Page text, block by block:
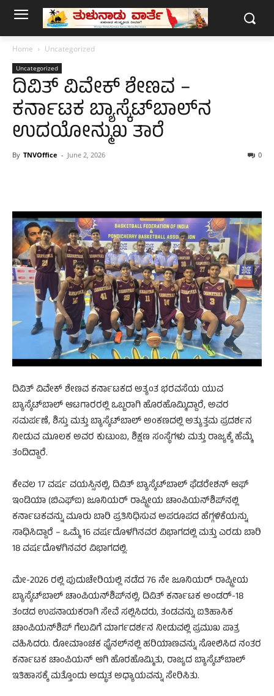
Home Uncategorized
Uncategorized
ದಿವಿತ್ ವಿವೇಕ್ ಶೇಣವ –
ಕರ್ನಾಟಕ ಬ್ಯಾಸ್ಕೆಟ್‌ಬಾಲ್‌ನ
ಉದಯೋನ್ಮುಖ ತಾರೆ
By TNVOffice - June 2, 2026 0
ದಿವಿತ್ ವಿವೇಕ್ ಶೇಣವ ಕರ್ನಾಟಕದ ಅತ್ಯಂತ ಭರವಸೆಯ ಯುವ
ಬ್ಯಾಸ್ಕೆಟ್‌ಬಾಲ್ ಆಟಗಾರರಲ್ಲಿ ಒಬ್ಬರಾಗಿ ಹೊರಹೊಮ್ಮಿದ್ದಾರೆ, ಅವರ
ಸಮರ್ಪಣೆ, ಶಿಸ್ತು ಮತ್ತು ಬ್ಯಾಸ್ಕೆಟ್‌ಬಾಲ್ ಅಂಕಣದಲ್ಲಿ ಅತ್ಯುತ್ತಮ ಪ್ರದರ್ಶನ
ನೀಡುವ ಮೂಲಕ ಅವರ ಕುಟುಂಬ, ಶಿಕ್ಷಣ ಸಂಸ್ಥೆಗಳು ಮತ್ತು ರಾಜ್ಯಕ್ಕೆ ಹೆಮ್ಮೆ
ತಂದಿದ್ದಾರೆ.
ಕೇವಲ 17 ವರ್ಷ ವಯಸ್ಸಿನಲ್ಲಿ, ದಿವಿತ್ ಬ್ಯಾಸ್ಕೆಟ್‌ಬಾಲ್ ಫೆಡರೇಶನ್ ಆಫ್
ಇಂಡಿಯಾ (ಬಿಎಫ್‌ಐ) ಜೂನಿಯರ್ ರಾಷ್ಟ್ರೀಯ ಚಾಂಪಿಯನ್‌ಶಿಪ್‌ನಲ್ಲಿ
ಕರ್ನಾಟಕವನ್ನು ಮೂರು ಬಾರಿ ಪ್ರತಿನಿಧಿಸುವ ಅಪರೂಪದ ಹೆಗ್ಗಳಿಕೆಯನ್ನು
ಸಾಧಿಸಿದ್ದಾರೆ – ಒಮ್ಮೆ 16 ವರ್ಷದೊಳಗಿನವರ ವಿಭಾಗದಲ್ಲಿ ಮತ್ತು ಎರಡು ಬಾರಿ
18 ವರ್ಷದೊಳಗಿನವರ ವಿಭಾಗದಲ್ಲಿ.
ಮೇ-2026 ರಲ್ಲಿ ಪುದುಚೇರಿಯಲ್ಲಿ ನಡೆದ 76 ನೇ ಜೂನಿಯರ್ ರಾಷ್ಟ್ರೀಯ
ಬ್ಯಾಸ್ಕೆಟ್‌ಬಾಲ್ ಚಾಂಪಿಯನ್‌ಶಿಪ್‌ನಲ್ಲಿ, ದಿವಿತ್ ಕರ್ನಾಟಕ ಅಂಡರ್-18
ತಂಡದ ಉಪನಾಯಕರಾಗಿ ಸೇವೆ ಸಲ್ಲಿಸಿದರು, ತಂಡವನ್ನು ಐತಿಹಾಸಿಕ
ಚಾಂಪಿಯನ್‌ಶಿಪ್ ಗೆಲುವಿಗೆ ಮಾರ್ಗದರ್ಶನ ನೀಡುವಲ್ಲಿ ಪ್ರಮುಖ ಪಾತ್ರ
ವಹಿಸಿದರು. ರೋಮಾಂಚಕ ಫೈನಲ್‌ನಲ್ಲಿ ಹರಿಯಾಣವನ್ನು ಸೋಲಿಸಿದ ನಂತರ
ಕರ್ನಾಟಕ ಚಾಂಪಿಯನ್ ಆಗಿ ಹೊರಹೊಮ್ಮಿತು, ರಾಜ್ಯದ ಬ್ಯಾಸ್ಕೆಟ್‌ಬಾಲ್
ಇತಿಹಾಸಕ್ಕೆ ಮತ್ತೊಂದು ಅದ್ಭುತ ಅಧ್ಯಾಯವನ್ನು ಸೇರಿಸಿತು.